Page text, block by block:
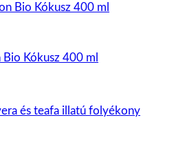
Kókusz 400 ml